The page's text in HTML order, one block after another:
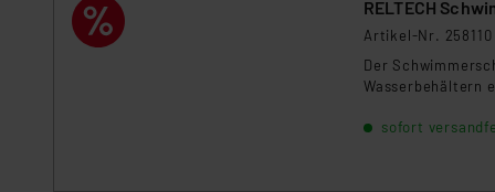
RELTECH
Artikel-Nr. 258110
Der
Wasserbehältern
sofort